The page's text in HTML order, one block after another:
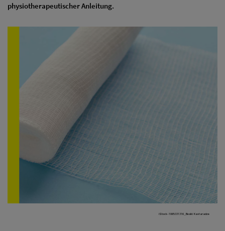
physiotherapeutischer Anleitung.
iStock-1065331316_Besiki Kavtaradze